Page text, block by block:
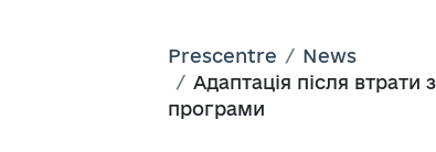
Prescentre
News
Адаптація після
програми